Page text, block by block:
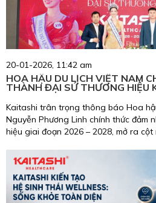
20-01-2026, 11:42 am
HOA HẬU DU LỊCH VIỆT NAM
THÀNH ĐẠI SỨ THƯƠNG HIỆU
Kaitashi trân trọng thông báo Hoa
Nguyễn Phương Linh chính thức đảm
hiệu giai đoạn 2026 – 2028, mở ra
thương hiệu chăm sóc sức khỏe uy